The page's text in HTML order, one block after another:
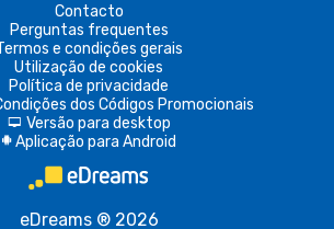
Contacto
Perguntas frequentes
e condições gerais
Utilização de cookies
Política de privacidade
dos Códigos Promocionais
d Versão para desktop
A Aplicação para Android
eDreams ® 2026